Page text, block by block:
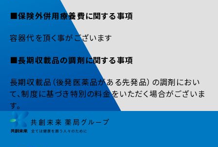
■保険外併用療養費に関する事項
容器代を頂く事がございます
■長期収載品の調剤に関する事項
長期収載品（後発医薬品がある先発品）の調剤におい
て、制度に基づき特別の料金をいただく場合がございま
す。